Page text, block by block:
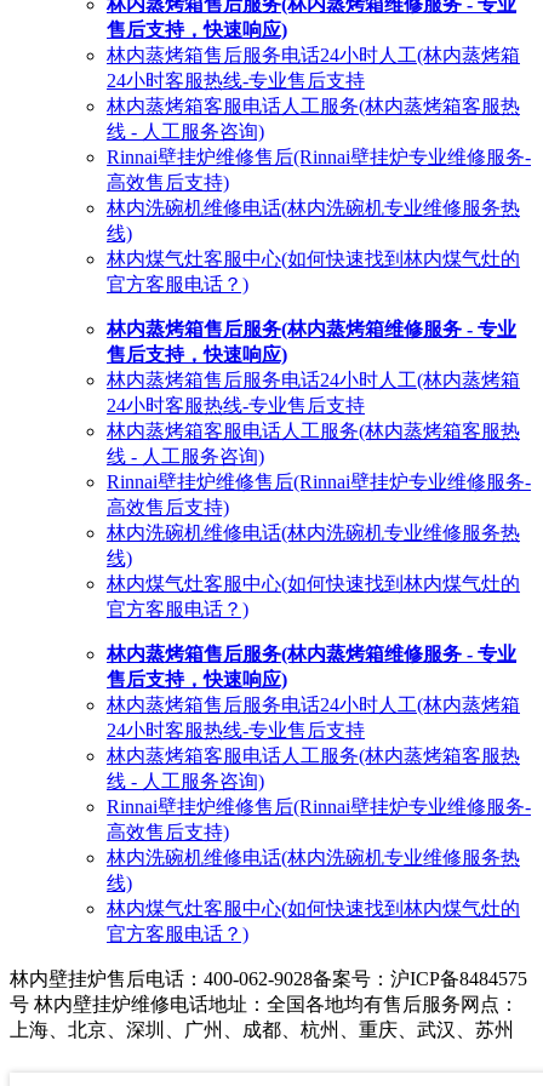
售后支持，快速响应)
林内蒸烤箱售后服务电话24小时人工(林内蒸烤箱
24小时客服热线-专业售后支持
林内蒸烤箱客服电话人工服务(林内蒸烤箱客服热
线 - 人工服务咨询)
Rinnai壁挂炉维修售后(Rinnai壁挂炉专业维修服务-
高效售后支持)
林内洗碗机维修电话(林内洗碗机专业维修服务热
线)
林内煤气灶客服中心(如何快速找到林内煤气灶的
官方客服电话？)
林内蒸烤箱售后服务(林内蒸烤箱维修服务 - 专业
售后支持，快速响应)
林内蒸烤箱售后服务电话24小时人工(林内蒸烤箱
24小时客服热线-专业售后支持
林内蒸烤箱客服电话人工服务(林内蒸烤箱客服热
线 - 人工服务咨询)
Rinnai壁挂炉维修售后(Rinnai壁挂炉专业维修服务-
高效售后支持)
林内洗碗机维修电话(林内洗碗机专业维修服务热
线)
林内煤气灶客服中心(如何快速找到林内煤气灶的
官方客服电话？)
林内蒸烤箱售后服务(林内蒸烤箱维修服务 - 专业
售后支持，快速响应)
林内蒸烤箱售后服务电话24小时人工(林内蒸烤箱
24小时客服热线-专业售后支持
林内蒸烤箱客服电话人工服务(林内蒸烤箱客服热
线 - 人工服务咨询)
Rinnai壁挂炉维修售后(Rinnai壁挂炉专业维修服务-
高效售后支持)
林内洗碗机维修电话(林内洗碗机专业维修服务热
线)
林内煤气灶客服中心(如何快速找到林内煤气灶的
官方客服电话？)
林内壁挂炉售后电话：400-062-9028备案号：沪ICP备8484575
号 林内壁挂炉维修电话地址：全国各地均有售后服务网点：
上海、北京、深圳、广州、成都、杭州、重庆、武汉、苏州